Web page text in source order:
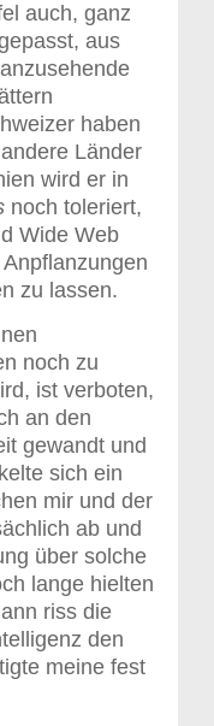
auch, ganz
aus
haben
Länder
wird er in
noch toleriert,
Wide Web
zu lassen.
noch zu
ist verboten,
an den
gewandt und
sich ein
mir und der
ab und
über solche
lange hielten
riss die
den
meine fest